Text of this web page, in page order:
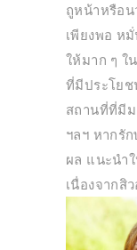
ถูหน้าหรือ
เพียงพอ ห
ให้มาก ๆ ใ
ที่มีประโยช
สถานที่ที่มี
ฯลฯ หากรั
ผล แนะนำ
เนื่องจากสิ